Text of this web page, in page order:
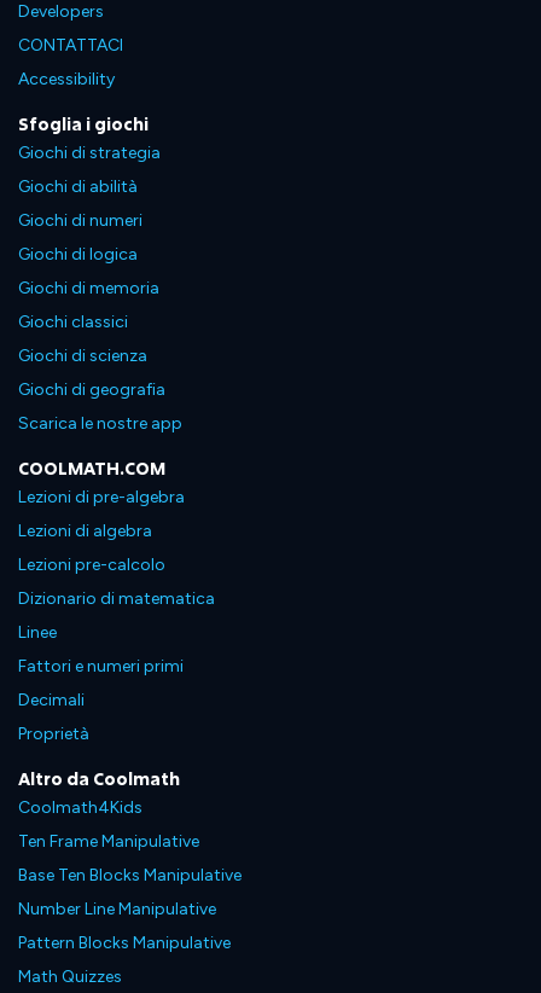
Developers
CONTATTACI
Accessibility
Sfoglia i giochi
Giochi di strategia
Giochi di abilità
Giochi di numeri
Giochi di logica
Giochi di memoria
Giochi classici
Giochi di scienza
Giochi di geografia
Scarica le nostre app
COOLMATH.COM
Lezioni di pre-algebra
Lezioni di algebra
Lezioni pre-calcolo
Dizionario di matematica
Linee
Fattori e numeri primi
Decimali
Proprietà
Altro da Coolmath
Coolmath4Kids
Ten Frame Manipulative
Base Ten Blocks Manipulative
Number Line Manipulative
Pattern Blocks Manipulative
Math Quizzes